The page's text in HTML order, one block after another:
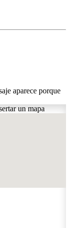
aparece porque
un mapa